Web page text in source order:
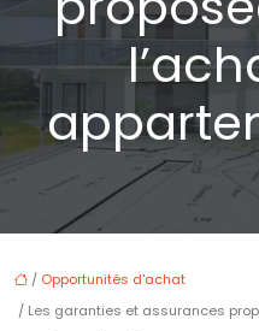
/ Opportunités d'achat
/ Les garanties et assurances